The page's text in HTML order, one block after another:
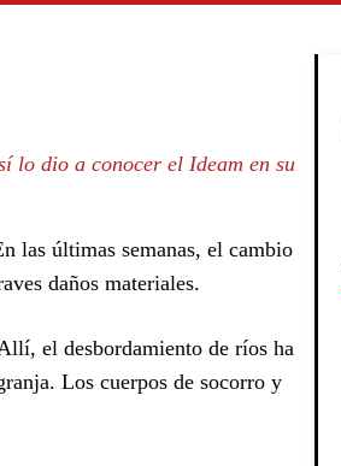
lo dio a conocer el Ideam en su
las últimas semanas, el cambio
daños materiales.
el desbordamiento de ríos ha
Los cuerpos de socorro y